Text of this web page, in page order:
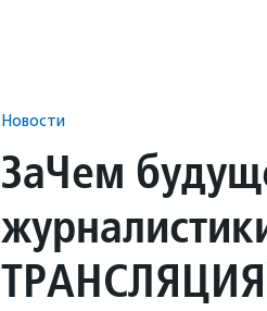
Новости
ЗаЧем